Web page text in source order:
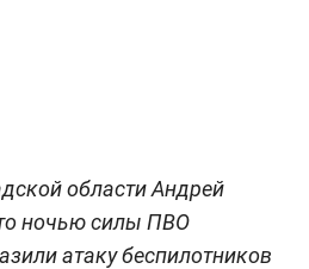
области Андрей
ночью силы ПВО
атаку беспилотников